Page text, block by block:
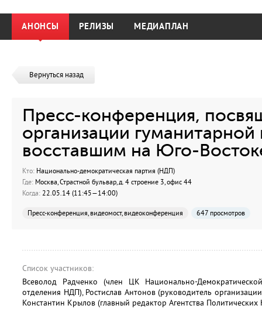
АНОНСЫ РЕЛИЗЫ МЕДИАПЛАН
Вернуться назад
Пресс-конференция,
организации
восставшим на Юго-
Кто: Национально-демократическая партия (НДП)
Где: Москва, Страстной бульвар, д. 4 строение 3, офис 44
Когда: 22.05.14 (11:45—14:00)
Пресс-конференция, видеомост, видеоконференция 647 просмотров
Список участников:
Всеволод Радченко (член ЦК Национально-
отделения НДП), Ростислав Антонов (руководитель
Константин Крылов (главный редактор Агентства Политических